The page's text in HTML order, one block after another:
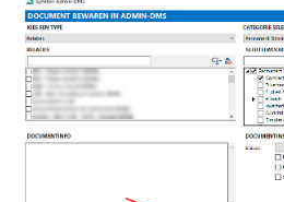
pakketten.
To do aanmaken bij bewaren
Zie meer